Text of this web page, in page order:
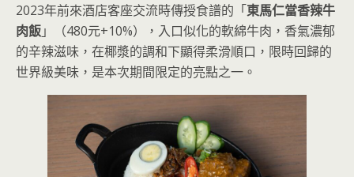
2023年前來酒店客座交流時傳授食譜的「東馬仁當香辣牛
肉飯」（480元+10%），入口似化的軟綿牛肉，香氣濃郁
的辛辣滋味，在椰漿的調和下顯得柔滑順口，限時回歸的
世界級美味，是本次期間限定的亮點之一。